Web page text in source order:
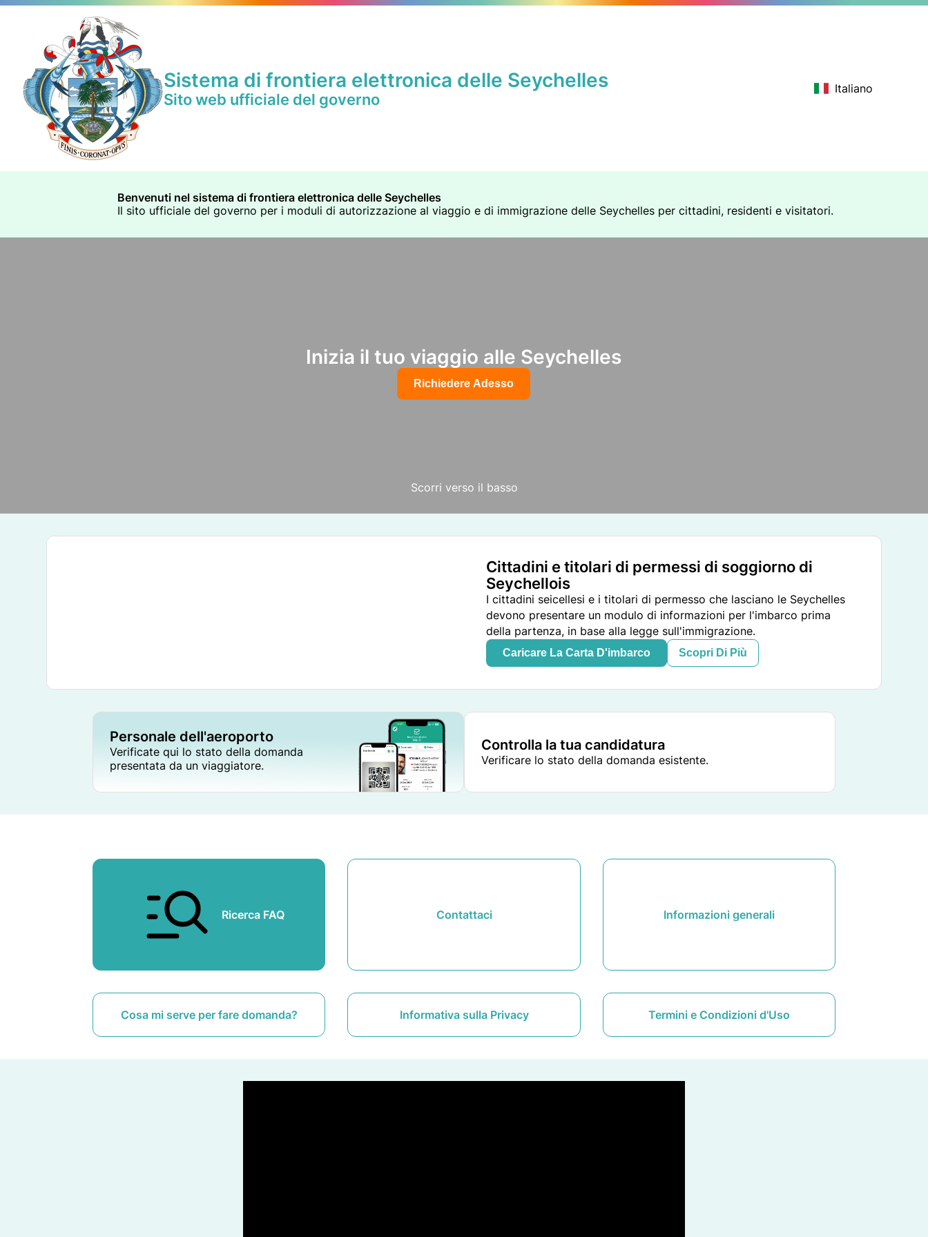
Sistema di frontiera elettronica delle Seychelles
Sito web ufficiale del governo
Italiano
Benvenuti nel sistema di frontiera elettronica delle Seychelles
Il sito ufficiale del governo per i moduli di autorizzazione al viaggio e di immigrazione delle Seychelles per cittadini, residenti e visitatori.
Inizia il tuo viaggio alle Seychelles
Richiedere Adesso
Scorri verso il basso
Cittadini e titolari di permessi di soggiorno di
Seychellois
I cittadini seicellesi e i titolari di permesso che lasciano le Seychelles
devono presentare un modulo di informazioni per l'imbarco prima
della partenza, in base alla legge sull'immigrazione.
Caricare La Carta D'imbarco Scopri Di Più
Personale dell'aeroporto
Verificate qui lo stato della domanda
presentata da un viaggiatore.
Controlla la tua candidatura
Verificare lo stato della domanda esistente.
Ricerca FAQ Contattaci Informazioni generali
Cosa mi serve per fare domanda? Informativa sulla Privacy Termini e Condizioni d'Uso